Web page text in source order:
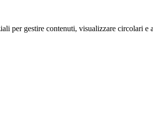
per gestire contenuti, visualizzare circolari e